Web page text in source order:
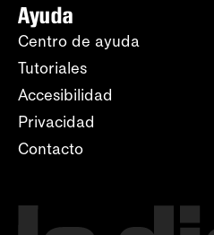
Ayuda
Centro de ayuda
Tutoriales
Accesibilidad
Privacidad
Contacto